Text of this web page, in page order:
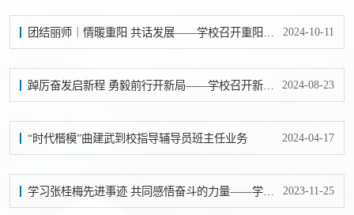
2024-10-11
2024-08-23
“时代楷模”曲建武到校指导辅导员班主任业务 2024-04-17
2023-11-25